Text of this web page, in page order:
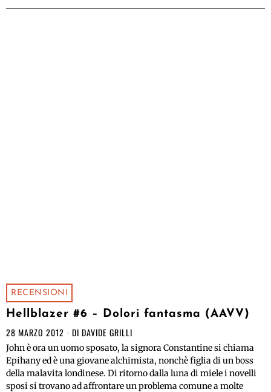
RECENSIONI
Hellblazer #6 – Dolori fantasma (AAVV)
28 MARZO 2012 DI DAVIDE GRILLI
John è ora un uomo sposato, la signora Constantine si chiama
Epihany ed è una giovane alchimista, nonchè figlia di un boss
della malavita londinese. Di ritorno dalla luna di miele i novelli
sposi si trovano ad affrontare un problema comune a molte